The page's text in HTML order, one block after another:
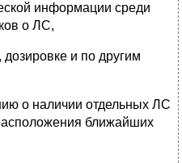
информации среди
о ЛС,
и по другим
о наличии отдельных ЛС
ближайших